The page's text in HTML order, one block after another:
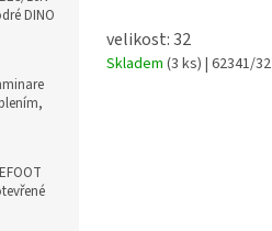
DINO
velikost: 32
Skladem (3 ks) | 62341/32